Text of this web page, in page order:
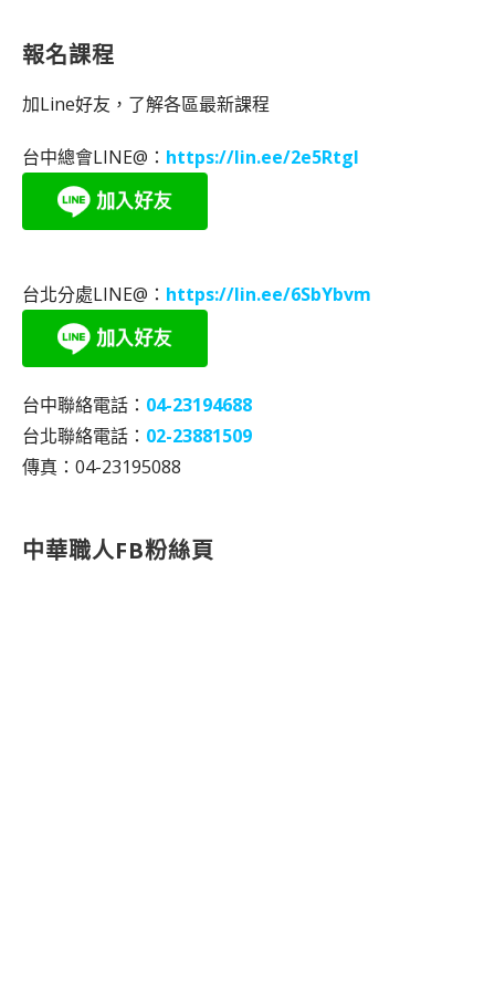
報名課程
加Line好友，了解各區最新課程
台中總會LINE@： https://lin.ee/2e5RtgI
台北分處LINE@： https://lin.ee/6SbYbvm
台中聯絡電話： 04-23194688
台北聯絡電話： 02-23881509
傳真：04-23195088
中華職人FB粉絲頁